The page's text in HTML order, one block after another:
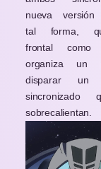
nueva
tal forma,
frontal
organiza un
disparar
sobrecalientan.